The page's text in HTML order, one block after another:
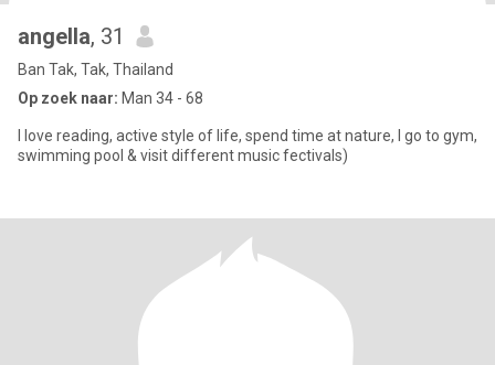
angella, 31
Ban Tak, Tak, Thailand
Op zoek naar: Man 34 - 68
I love reading, active style of life, spend time at nature, I go to gym,
swimming pool & visit different music fectivals)